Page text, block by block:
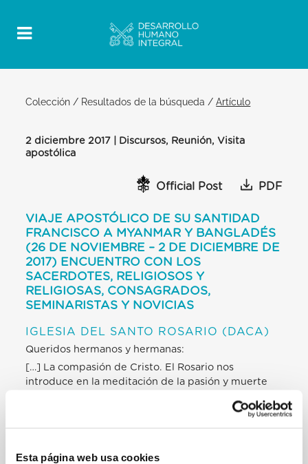
Esta página web usa cookies
Colección / Resultados de la búsqueda /Artículo
2 diciembre 2017 | Discursos, Reunión, Visita
apostólica
Official Post PDF
VIAJE APOSTÓLICO DE SU SANTIDAD
FRANCISCO A MYANMAR Y BANGLADÉS
(26 DE NOVIEMBRE – 2 DE DICIEMBRE DE
2017) ENCUENTRO CON LOS
SACERDOTES, RELIGIOSOS Y
RELIGIOSAS, CONSAGRADOS,
SEMINARISTAS Y NOVICIAS
IGLESIA DEL SANTO ROSARIO (DACA)
Queridos hermanos y hermanas:
[…] La compasión de Cristo. El Rosario nos
introduce en la meditación de la pasión y muerte
misterios de dolor, llegamos a conocer su fuerza
compasión y el don de sí. El sacerdocio y la vida